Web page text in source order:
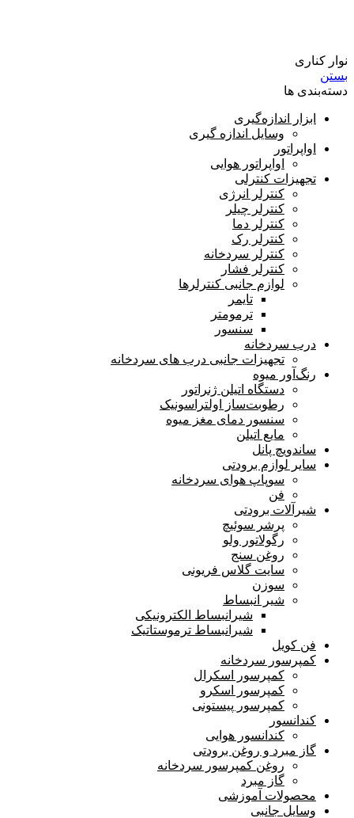
نوار کناری
بستن
دسته‌بندی ها
ابزار اندازه‌گیری
وسایل اندازه گیری
اواپراتور
اواپراتور هوایی
تجهیزات کنترلی
کنترلر انرژی
کنترلر چیلر
کنترلر دما
کنترلر رک
کنترلر سردخانه
کنترلر فشار
لوازم جانبی کنترلرها
تایمر
ترمومتر
سنسور
درب سردخانه
تجهیزات جانبی درب های سردخانه
رنگ‌آور میوه
دستگاه اتیلن ژنراتور
رطوبت‌ساز اولترا‌سونیک
سنسور دمای مغز میوه
مایع اتیلن
ساندویچ پانل
سایر لوازم برودتی
سوپاپ هوای سردخانه
فن
شیرآلات برودتی
پرشر سوئیچ
رگولاتور ولو
روغن سنج
سایت گلاس فریونی
سوزن
شیر انبساط
شیرانبساط الکترونیکی
شیرانبساط ترموستاتیک
فن کویل
کمپرسور سردخانه
کمپرسور اسکرال
کمپرسور اسکرو
کمپرسور پیستونی
کندانسور
کندانسور هوایی
گاز مبرد و روغن برودتی
روغن کمپرسور سردخانه
گاز مبرد
محصولات آموزشی
وسایل جانبی